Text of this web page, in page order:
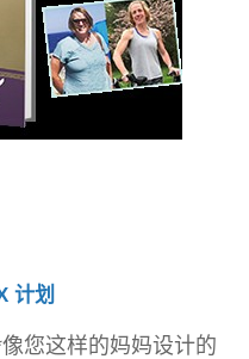
计划
您这样的妈妈设计的